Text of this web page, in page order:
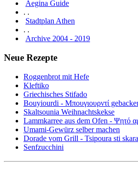
Aegina Guide
. .
Stadtplan Athen
. .
Archive 2004 - 2019
Neue Rezepte
Roggenbrot mit Hefe
Kleftiko
Griechisches Stifado
Bouyiourdi - Μπουγιουρντί
Skaltsounia Weihnachtskekse
Lammkarree aus dem Ofen - Ψητό
Umami-Gewürz selber machen
Dorade vom Grill - Tsipoura sti skara
Senfzucchini